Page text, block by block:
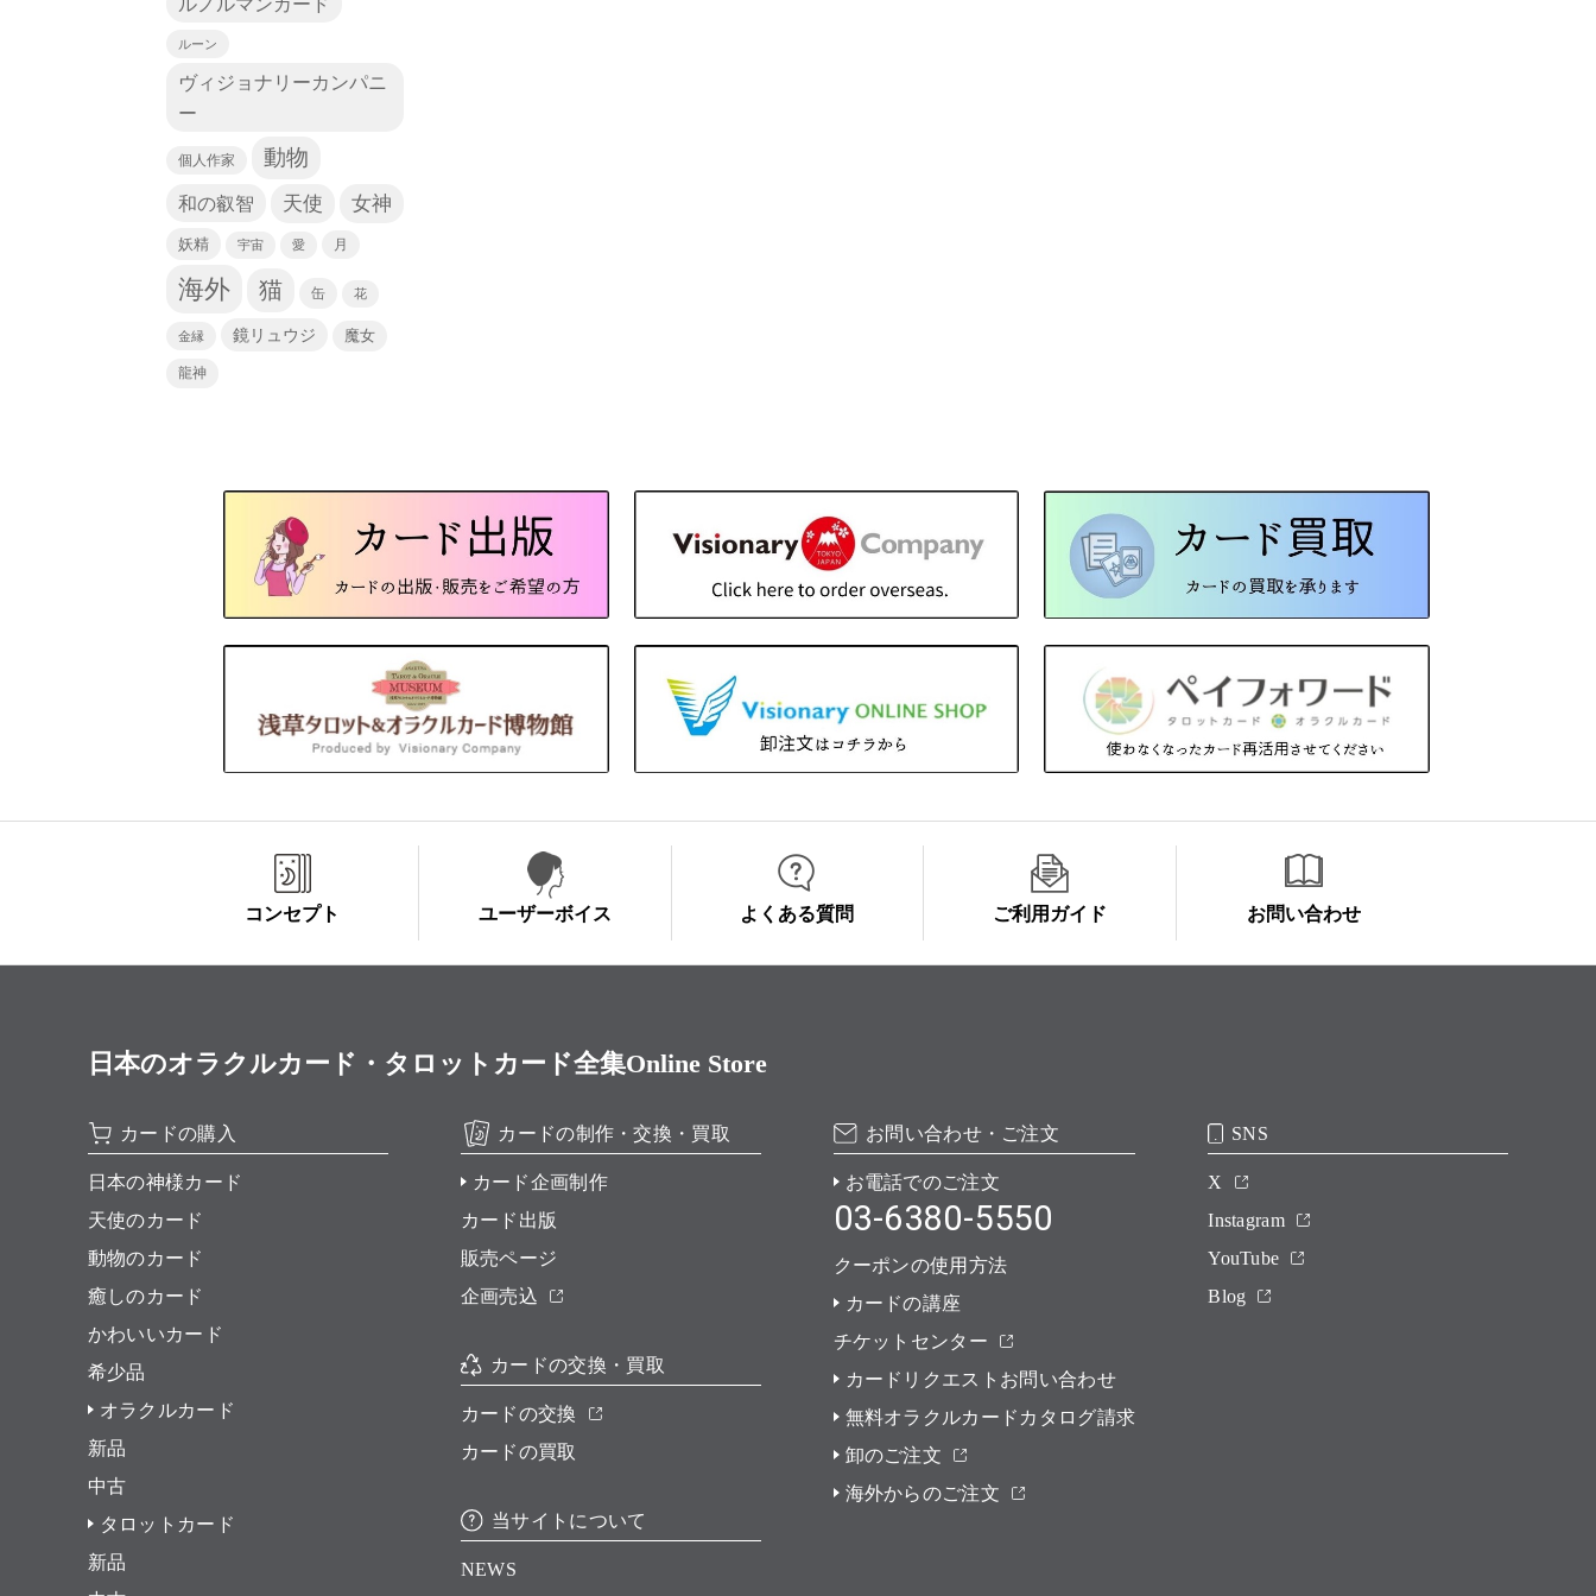
ルーン
ヴィジョナリーカンパニ
ー
個人作家 動物
和の叡智 天使 女神
妖精 宇宙 愛 月
海外 猫 缶 花
金縁 鏡リュウジ 魔女
龍神
コンセプト ユーザーボイス よくある質問 ご利用ガイド お問い合わせ
日本のオラクルカード・タロットカード全集Online Store
カードの購入
日本の神様カード
天使のカード
動物のカード
癒しのカード
かわいいカード
希少品
オラクルカード
新品
中古
タロットカード
新品
カードの制作・交換・買取
カード企画制作
カード出版
販売ページ
企画売込
カードの交換・買取
カードの交換
カードの買取
当サイトについて
NEWS
お問い合わせ・ご注文
お電話でのご注文
03-6380-5550
クーポンの使用方法
カードの講座
チケットセンター
カードリクエストお問い合わせ
無料オラクルカードカタログ請求
卸のご注文
海外からのご注文
SNS
X
Instagram
YouTube
Blog